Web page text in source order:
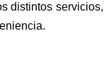
distintos servicios,